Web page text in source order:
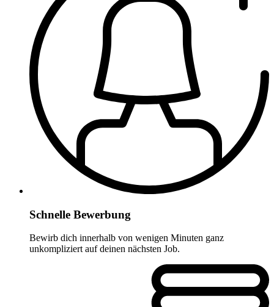
Schnelle Bewerbung
Bewirb dich innerhalb von wenigen Minuten ganz
unkompliziert auf deinen nächsten Job.